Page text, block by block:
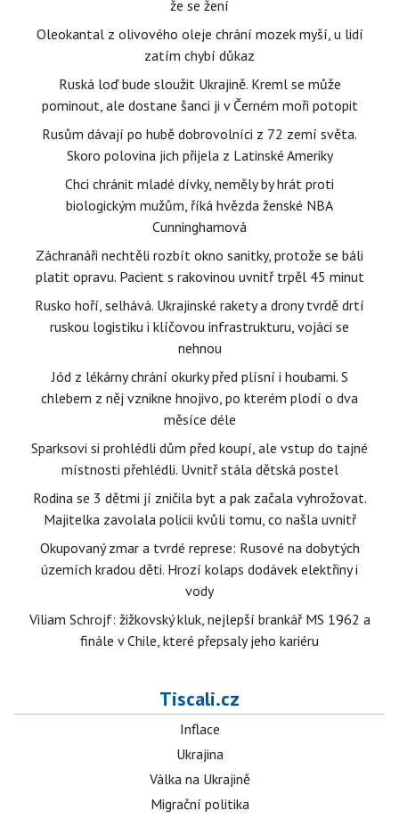
že se žení
Oleokantal z olivového oleje chrání mozek myší, u lidí
zatím chybí důkaz
Ruská loď bude sloužit Ukrajině. Kreml se může
pominout, ale dostane šanci ji v Černém moři potopit
Rusům dávají po hubě dobrovolníci z 72 zemí světa.
Skoro polovina jich přijela z Latinské Ameriky
Chci chránit mladé dívky, neměly by hrát proti
biologickým mužům, říká hvězda ženské NBA
Cunninghamová
Záchranáři nechtěli rozbít okno sanitky, protože se báli
platit opravu. Pacient s rakovinou uvnitř trpěl 45 minut
Rusko hoří, selhává. Ukrajinské rakety a drony tvrdě drtí
ruskou logistiku i klíčovou infrastrukturu, vojáci se
nehnou
Jód z lékárny chrání okurky před plísní i houbami. S
chlebem z něj vznikne hnojivo, po kterém plodí o dva
měsíce déle
Sparksovi si prohlédli dům před koupí, ale vstup do tajné
místnosti přehlédli. Uvnitř stála dětská postel
Rodina se 3 dětmi jí zničila byt a pak začala vyhrožovat.
Majitelka zavolala policii kvůli tomu, co našla uvnitř
Okupovaný zmar a tvrdé represe: Rusové na dobytých
územích kradou děti. Hrozí kolaps dodávek elektřiny i
vody
Viliam Schrojf: žižkovský kluk, nejlepší brankář MS 1962 a
finále v Chile, které přepsaly jeho kariéru
Tiscali.cz
Inflace
Ukrajina
Válka na Ukrajině
Migrační politika